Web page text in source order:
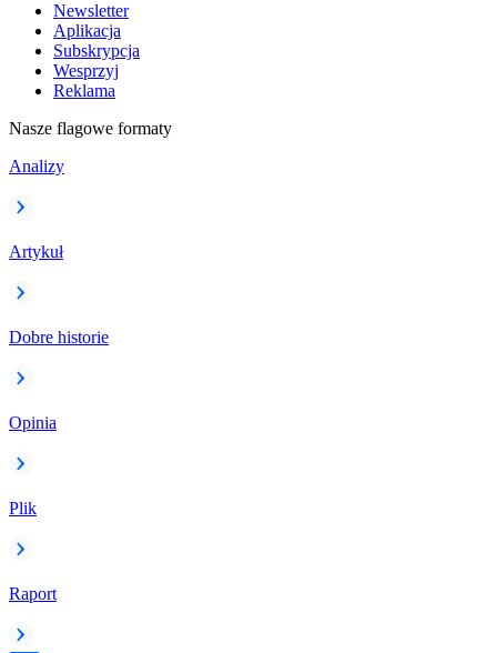
Newsletter
Aplikacja
Subskrypcja
Wesprzyj
Reklama
Nasze flagowe formaty
Analizy
Artykuł
Dobre historie
Opinia
Plik
Raport